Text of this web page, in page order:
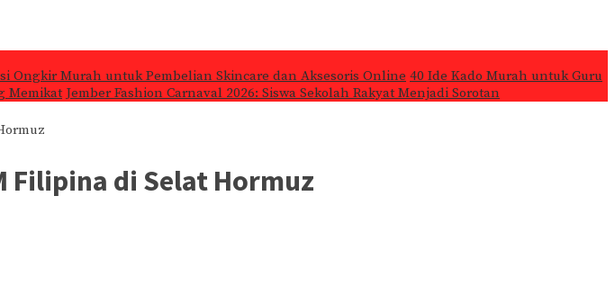
Ongkir Murah untuk Pembelian Skincare dan Aksesoris Online 40 Ide Kado Murah untuk Guru
Memikat Jember Fashion Carnaval 2026: Siswa Sekolah Rakyat Menjadi Sorotan
Filipina di Selat Hormuz